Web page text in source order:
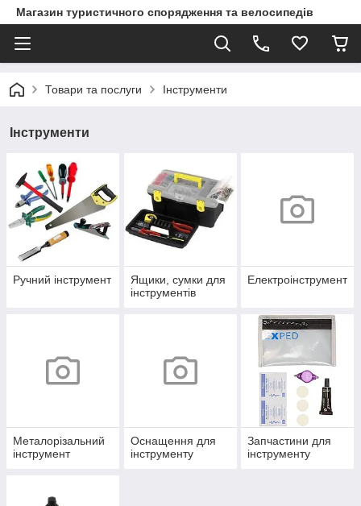
Магазин туристичного спорядження та велосипедів
Товари та послуги Інструменти
Інструменти
Ручний інструмент
Ящики, сумки для
інструментів
Електроінструмент
Металорізальний
інструмент
Оснащення для
інструменту
Запчастини для
інструменту